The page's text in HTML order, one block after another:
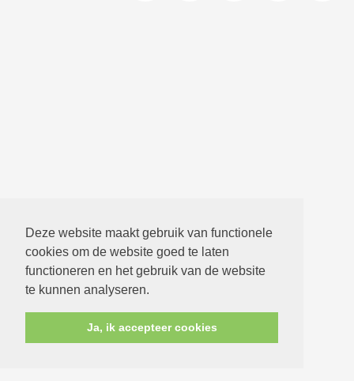
Deze website maakt gebruik van functionele
cookies om de website goed te laten
functioneren en het gebruik van de website
te kunnen analyseren.
Ja, ik accepteer cookies